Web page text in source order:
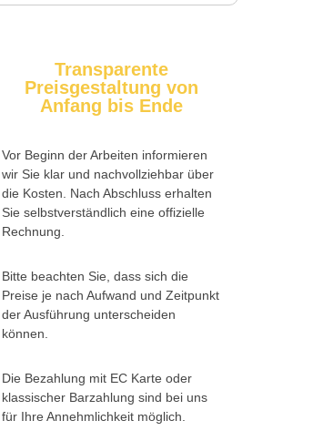
Wochentag Zusatzkosten
Montag - Freitag (17:00 - 22:00 Uhr)
Montag - Freitag
Samstag (08:00 - 17:00 Uhr)
Sonntag/Feiertag
Transparente
Preisgestaltung von
Anfang bis Ende
Vor Beginn der Arbeiten informieren
wir Sie klar und nachvollziehbar über
die Kosten. Nach Abschluss erhalten
Sie selbstverständlich eine offizielle
Rechnung.
Bitte beachten Sie, dass sich die
Preise je nach Aufwand und Zeitpunkt
der Ausführung unterscheiden
können.
Die Bezahlung mit EC Karte oder
klassischer Barzahlung sind bei uns
für Ihre Annehmlichkeit möglich.